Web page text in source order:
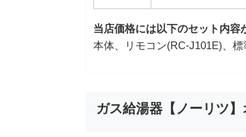
当店価格には以下のセット内容
本体、リモコン(RC-J101E)、
ガス給湯器【ノーリツ】